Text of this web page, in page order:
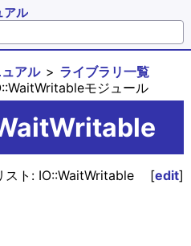
アル
アル
ライブラリ一覧
モジュール
[edit]
スト: IO::WaitWritable